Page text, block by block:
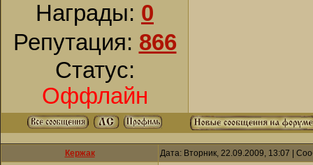
Награды: 0
Репутация: 866
Статус:
Оффлайн
Кержак Дата: Вторник, 22.09.2009, 13:07 |